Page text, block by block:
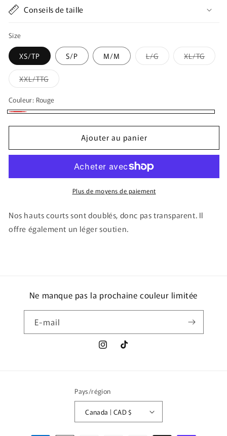
Conseils de taille
Size
XS/TP S/P M/M L/GVariante
épuisée
XL/TG
XXL/TTGVariante
épuisée
indisponible
Couleur: Rouge
Ajouter au panier
Plus de moyens de paiement
Nos hauts courts sont doublés, donc pas transparent. Il
offre également un léger soutien.
Ne manque pas la prochaine couleur limitée
E-mail
InstagramTikTok
Pays/région
Canada | CAD $